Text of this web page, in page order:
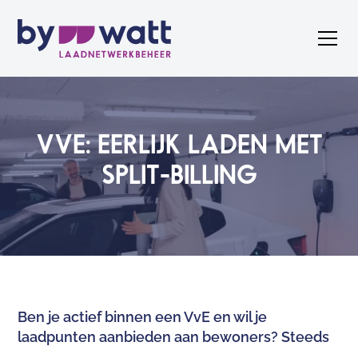
VVE: EERLIJK LADEN MET
SPLIT-BILLING
Ben je actief binnen een VvE en wil je
laadpunten aanbieden aan bewoners? Steeds